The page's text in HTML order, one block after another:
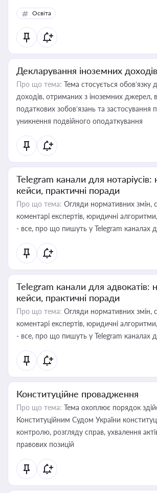
Освіта
Декларування іноземних доходів
Про що тема: Тема стосується обов’язку
доходів, отриманих з іноземних джерел,
податкових зобов’язань та застосування
уникнення подвійного оподаткування
Telegram канали для нотаріусів:
кейси, практичні поради
Про що тема: Огляди нормативних змін,
коментарі експертів, юридичні
- все, про що пишуть у Telegram каналах
Telegram канали для адвокатів:
кейси, практичні поради
Про що тема: Огляди нормативних змін,
коментарі експертів, юридичні
- все, про що пишуть у Telegram каналах
Конституційне провадження
Про що тема: Тема охоплює порядок
Конституційним Судом України
контролю, розгляду справ, ухвалення
правових позицій